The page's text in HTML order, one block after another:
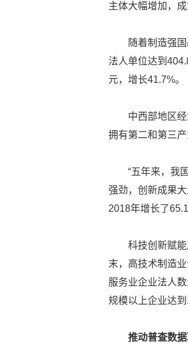
主体大幅增加，
随着制造强
法人单位达到
元，增长41.7%。
中西部地区
拥有第二和第三
“五年来，我
强劲，创新成果
2018年增长了
科技创新赋
末，高技术制造
服务业企业法人
规模以上企业达
推动普查数